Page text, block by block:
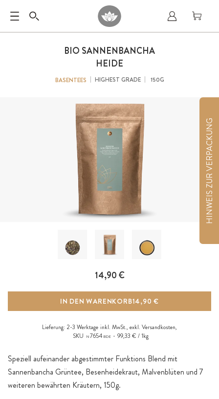
HINWEIS ZUR VERPACKUNG
BIO SANNENBANCHA
HEIDE
BASENTEES HIGHEST GRADE 150G
Speziell aufeinander abgestimmter Funktions Blend mit
Sannenbancha Grüntee, Besenheidekraut, Malvenblüten und 7
weiteren bewährten Kräutern, 150g.
14,90 €
IN DEN WARENKORB14,90 €
Lieferung: 2-3 Werktage inkl. MwSt., exkl. Versandkosten,
SKU
N7654 BDE 99,33 € / 1kg